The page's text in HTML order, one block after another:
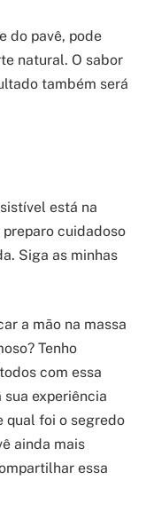
do pavê, pode
natural. O sabor
também será
está na
cuidadoso
Siga as minhas
a mão na massa
Tenho
com essa
experiência
qual foi o segredo
ainda mais
essa